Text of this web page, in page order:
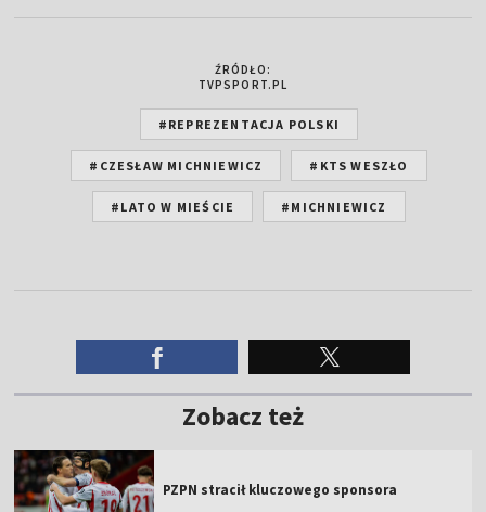
ŹRÓDŁO:
TVPSPORT.PL
#REPREZENTACJA POLSKI
#CZESŁAW MICHNIEWICZ #KTS WESZŁO
#LATO W MIEŚCIE #MICHNIEWICZ
Zobacz też
PZPN stracił kluczowego sponsora